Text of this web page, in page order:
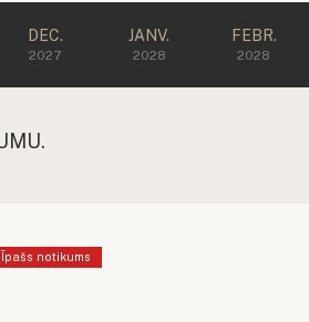
DEC.
2027
JANV.
2028
FEBR.
2028
Īpašs notikums